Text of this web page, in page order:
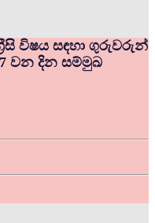
විෂය සඳහා ගුරුවරුන්
වන දින සම්මුඛ